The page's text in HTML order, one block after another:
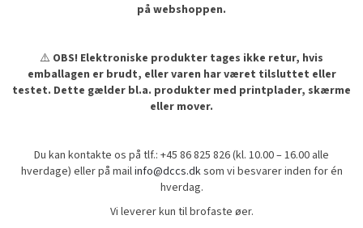
på webshoppen.
⚠️ OBS! Elektroniske produkter tages ikke retur, hvis
emballagen er brudt, eller varen har været tilsluttet eller
testet. Dette gælder bl.a. produkter med printplader, skærme
eller mover.
Du kan kontakte os på tlf.: +45 86 825 826 (kl. 10.00 – 16.00 alle
hverdage) eller på mailinfo@dccs.dksom vi besvarer inden for én
hverdag.
Vi leverer kun til brofaste øer.